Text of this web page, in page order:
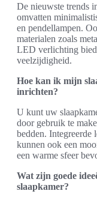
De nieuwste trends
omvatten
en pendellampen.
materialen zoals
LED verlichting
veelzijdigheid.
Hoe kan ik mijn
inrichten?
U kunt uw
door gebruik te
bedden. Integreerde
kunnen ook een
een warme sfeer
Wat zijn goede
slaapkamer?